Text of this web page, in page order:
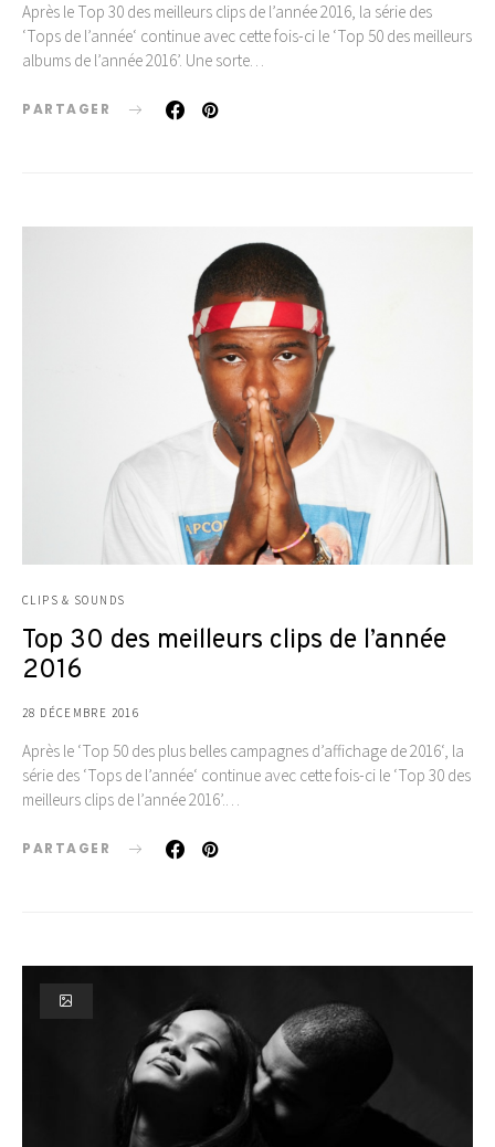
Après le Top 30 des meilleurs clips de l’année 2016, la série des
‘Tops de l’année‘ continue avec cette fois-ci le ‘Top 50 des meilleurs
albums de l’année 2016’. Une sorte…
PARTAGER
CLIPS & SOUNDS
Top 30 des meilleurs clips de l’année
2016
28 DÉCEMBRE 2016
Après le ‘Top 50 des plus belles campagnes d’affichage de 2016‘, la
série des ‘Tops de l’année‘ continue avec cette fois-ci le ‘Top 30 des
meilleurs clips de l’année 2016’.…
PARTAGER